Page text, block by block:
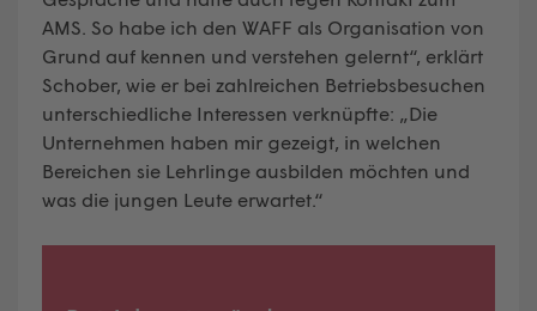
AMS. So habe ich den WAFF als Organisation von
Grund auf kennen und verstehen gelernt“, erklärt
Schober, wie er bei zahlreichen Betriebsbesuchen
unterschiedliche Interessen verknüpfte: „Die
Unternehmen haben mir gezeigt, in welchen
Bereichen sie Lehrlinge ausbilden möchten und
was die jungen Leute erwartet.“